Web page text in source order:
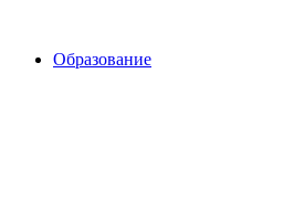
Образование